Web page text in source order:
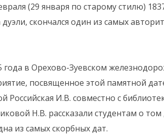
(29 января по старому стилю)
скончался один из самых
года в Орехово-Зуевском
посвященное этой памятной
Российская И.В. совместно с
Н.В. рассказали студентам о
из самых скорбных дат.